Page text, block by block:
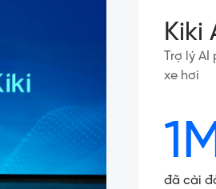
Kiki
Trợ lý AI
xe hơi
đã cài